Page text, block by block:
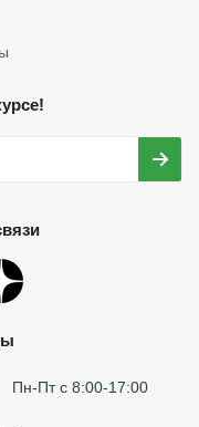
Пн-Пт с 8:00-17:00